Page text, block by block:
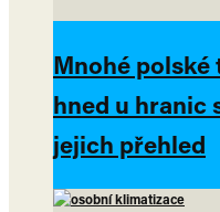
Mnohé
hned u hranic
jejich přehled